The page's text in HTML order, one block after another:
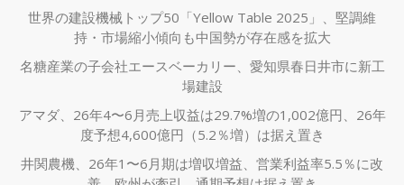
世界の建設機械トップ50「Yellow Table 2025」、堅調維
持・市場縮小傾向も中国勢が存在感を拡大
名糖産業の子会社エースベーカリー、愛知県春日井市に新工
場建設
アマダ、26年4〜6月売上収益は29.7%増の1,002億円、26年
度予想4,600億円（5.2％増）は据え置き
井関農機、26年1〜6月期は増収増益、営業利益率5.5％に改